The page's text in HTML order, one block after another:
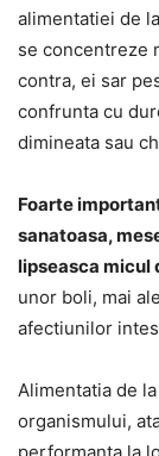
alimentatiei de
se concentreze
contra, ei sar
confrunta cu
dimineata sau
Foarte
sanatoasa,
lipseasca micul
unor boli, mai
afectiunilor
Alimentatia de
organismului,